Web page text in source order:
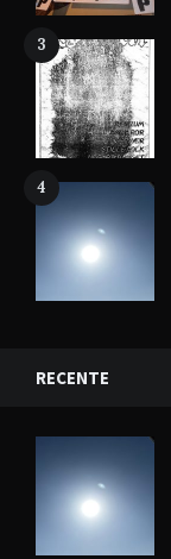
3
4
RECENTE